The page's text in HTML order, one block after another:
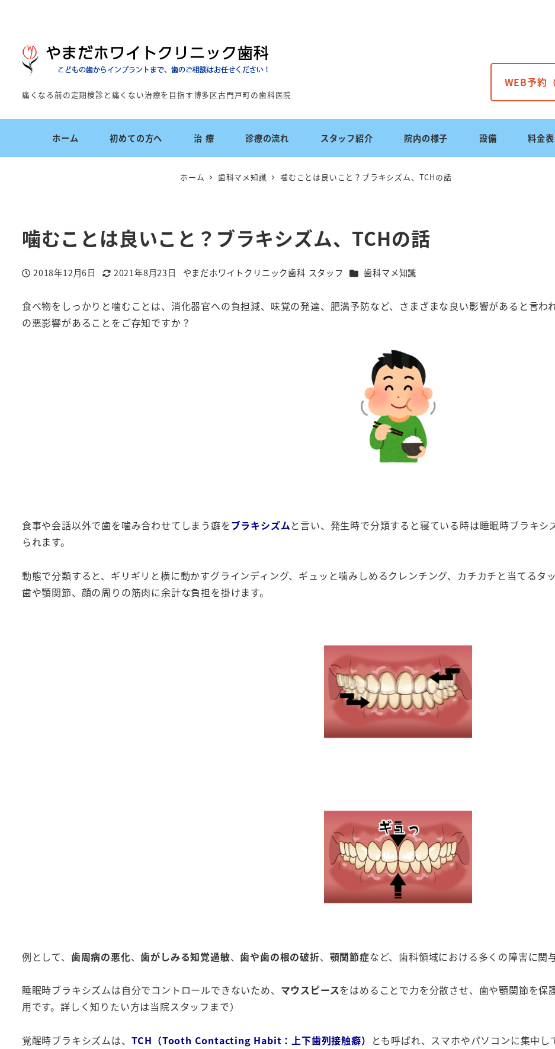
痛くなる前の定期検診と痛くない治療を目指す博多区古門戸町の歯科医院
WEB予約
ホーム 初めての方へ 治 療 診療の流れ スタッフ紹介 院内の様子 設備 料金表
ホーム 歯科マメ知識 噛むことは良いこと？ブラキシズム、TCHの話
噛むことは良いこと？ブラキシズム、TCHの話
投稿日
2018年12月6日
更新日
2021年8月23日
著
やまだホワイトクリニック歯科 スタッフ カテゴリー
歯科マメ知識
食べ物をしっかりと噛むことは、消化器官への負担減、味覚の発達、肥満予防など、さまざまな良い影響があると言わ
の悪影響があることをご存知ですか？
食事や会話以外で歯を噛み合わせてしまう癖をブラキシズムと言い、発生時で分類すると寝ている時は睡眠時ブラキ
られます。
動態で分類すると、ギリギリと横に動かすグラインディング、ギュッと噛みしめるクレンチング、カチカチと当てるタ
歯や顎関節、顔の周りの筋肉に余計な負担を掛けます。
例として、 歯周病の悪化、歯がしみる知覚過敏、歯や歯の根の破折、 顎関節症など、歯科領域における多くの障害に関
睡眠時ブラキシズムは自分でコントロールできないため、 マウスピースをはめることで力を分散させ、歯や顎関節を保
用です。詳しく知りたい方は当院スタッフまで）
覚醒時ブラキシズムは、 TCH（Tooth Contacting Habit：上下歯列接触癖） とも呼ばれ、スマホやパソコンに集中